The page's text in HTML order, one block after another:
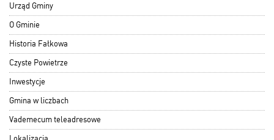
Urząd Gminy
O Gminie
Historia Fałkowa
Czyste Powietrze
Inwestycje
Gmina w liczbach
Vademecum teleadresowe